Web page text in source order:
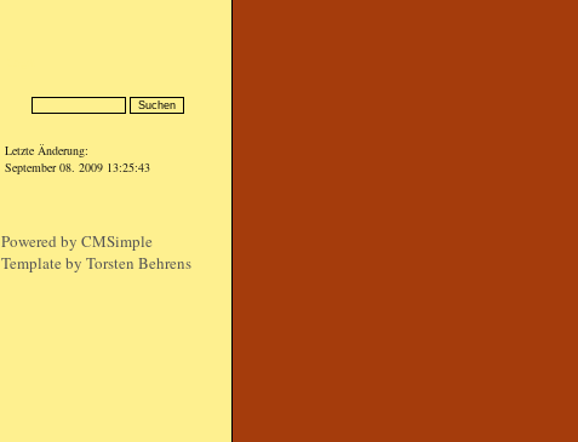
Letzte Änderung:
September 08. 2009 13:25:43
Powered by CMSimple
Template by Torsten Behrens